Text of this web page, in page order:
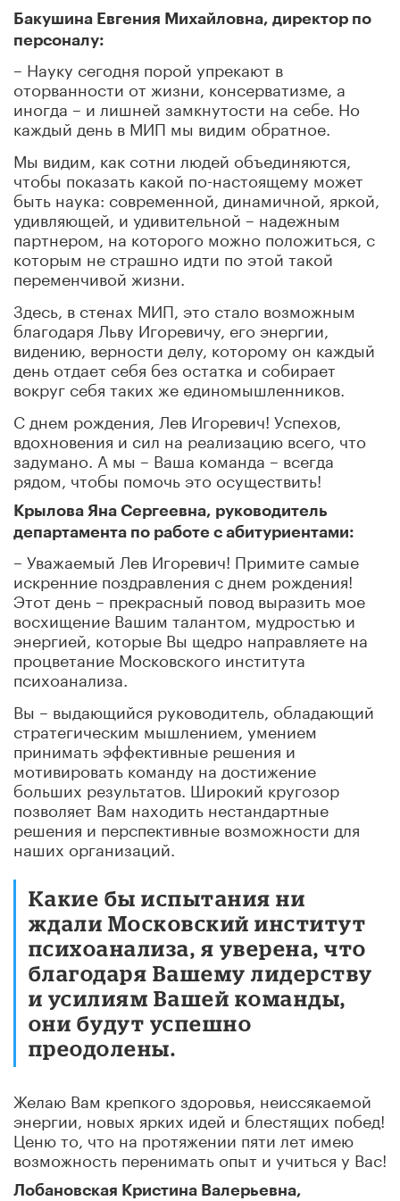
Бакушина Евгения Михайловна, директор по
персоналу:
– Науку сегодня порой упрекают в
оторванности от жизни, консерватизме, а
иногда – и лишней замкнутости на себе. Но
каждый день в МИП мы видим обратное.
Мы видим, как сотни людей объединяются,
чтобы показать какой по-настоящему может
быть наука: современной, динамичной, яркой,
удивляющей, и удивительной – надежным
партнером, на которого можно положиться, с
которым не страшно идти по этой такой
переменчивой жизни.
Здесь, в стенах МИП, это стало возможным
благодаря Льву Игоревичу, его энергии,
видению, верности делу, которому он каждый
день отдает себя без остатка и собирает
вокруг себя таких же единомышленников.
С днем рождения, Лев Игоревич! Успехов,
вдохновения и сил на реализацию всего, что
задумано. А мы – Ваша команда – всегда
рядом, чтобы помочь это осуществить!
Крылова Яна Сергеевна, руководитель
департамента по работе с абитуриентами:
– Уважаемый Лев Игоревич! Примите самые
искренние поздравления с днем рождения!
Этот день – прекрасный повод выразить мое
восхищение Вашим талантом, мудростью и
энергией, которые Вы щедро направляете на
процветание Московского института
психоанализа.
Вы – выдающийся руководитель, обладающий
стратегическим мышлением, умением
принимать эффективные решения и
мотивировать команду на достижение
больших результатов. Широкий кругозор
позволяет Вам находить нестандартные
решения и перспективные возможности для
наших организаций.
Какие бы испытания ни
ждали Московский институт
психоанализа, я уверена, что
благодаря Вашему лидерству
и усилиям Вашей команды,
они будут успешно
преодолены.
Желаю Вам крепкого здоровья, неиссякаемой
энергии, новых ярких идей и блестящих побед!
Ценю то, что на протяжении пяти лет имею
возможность перенимать опыт и учиться у Вас!
Лобановская Кристина Валерьевна,